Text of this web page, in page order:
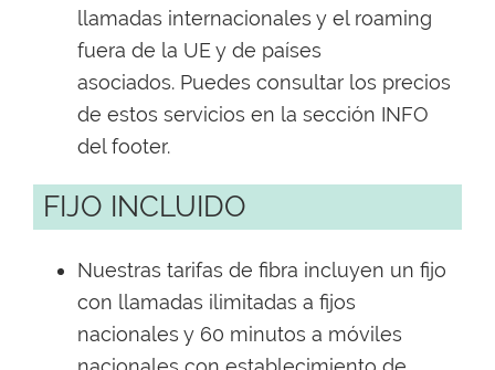
llamadas internacionales y el roaming
fuera de la UE y de países
asociados. Puedes consultar los precios
de estos servicios en la sección INFO
del footer.
FIJO INCLUIDO
Nuestras tarifas de fibra incluyen un fijo
con llamadas ilimitadas a fijos
nacionales y 60 minutos a móviles